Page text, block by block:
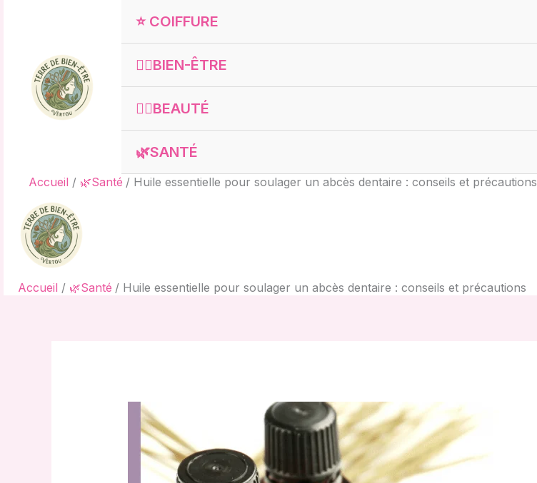
⭐ COIFFURE
🧘‍♀️BIEN-ÊTRE
💇‍♀️BEAUTÉ
🌿SANTÉ
Accueil 🌿Santé Huile essentielle pour soulager un abcès dentaire : conseils et précautions
Accueil 🌿Santé Huile essentielle pour soulager un abcès dentaire : conseils et précautions